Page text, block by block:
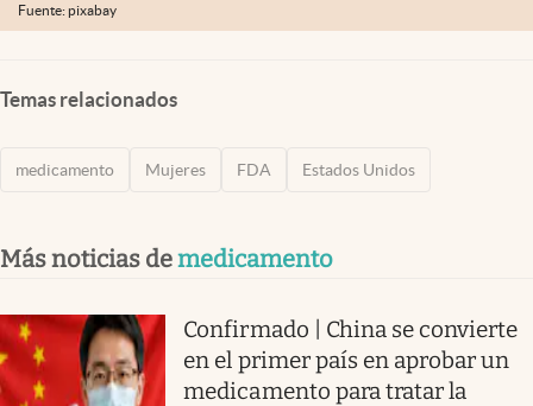
Fuente: pixabay
Temas relacionados
medicamento Mujeres FDA Estados Unidos
Más noticias demedicamento
Confirmado | China se convierte
en el primer país en aprobar un
medicamento para tratar la